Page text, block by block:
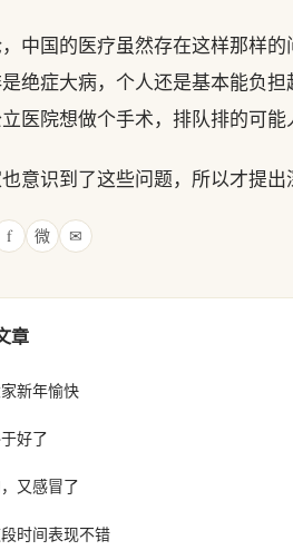
中国的医疗虽然存在这样那样
绝症大病，个人还是基本能负
医院想做个手术，排队排的可能
意识到了这些问题，所以才提
f 微 ✉
章
新年愉快
好了
又感冒了
时间表现不错